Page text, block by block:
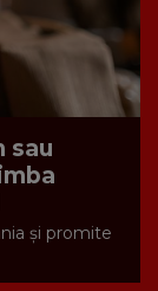
sau
și promite